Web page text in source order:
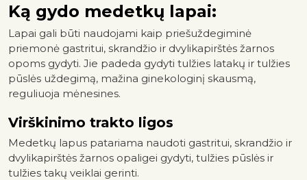
Ką gydo medetkų lapai:
Lapai gali būti naudojami kaip priešuždegiminė
priemonė gastritui, skrandžio ir dvylikapirštės žarnos
opoms gydyti. Jie padeda gydyti tulžies latakų ir tulžies
pūslės uždegimą, mažina ginekologinį skausmą,
reguliuoja mėnesines.
Virškinimo trakto ligos
Medetkų lapus patariama naudoti gastritui, skrandžio ir
dvylikapirštės žarnos opaligei gydyti, tulžies pūslės ir
tulžies takų veiklai gerinti.